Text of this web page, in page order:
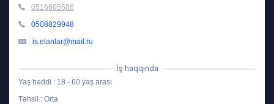
0516605586
0508829948
is.elanlar@mail.ru
İş haqqında
Yaş həddi : 18 - 60 yaş arası
Təhsil : Orta